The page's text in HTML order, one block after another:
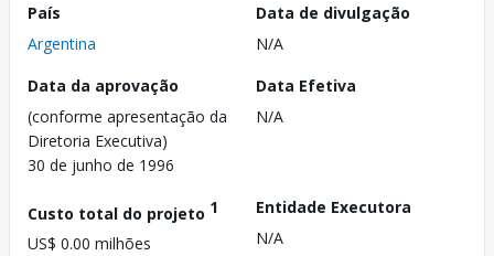
País
Argentina
Data de divulgação
N/A
Data da aprovação
(conforme apresentação da
Diretoria Executiva)
30 de junho de 1996
Data Efetiva
N/A
Custo total do projeto 1
US$ 0.00 milhões
Entidade Executora
N/A